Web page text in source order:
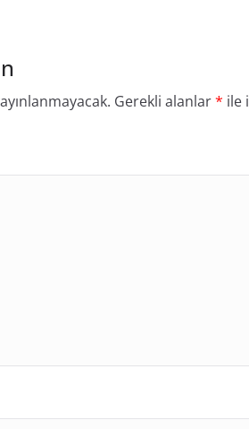
Gerekli alanlar* ile